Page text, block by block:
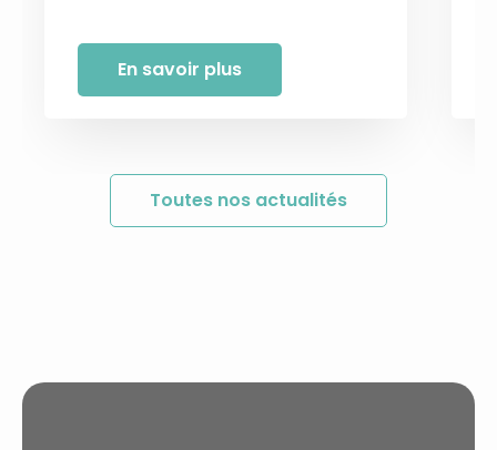
En savoir plus
Toutes nos actualités